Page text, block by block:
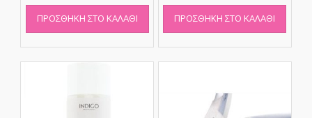
ΠΡΟΣΘΉΚΗ ΣΤΟ ΚΑΛΆΘΙ
ΠΡΟΣΘΉΚΗ ΣΤΟ ΚΑΛΆΘΙ